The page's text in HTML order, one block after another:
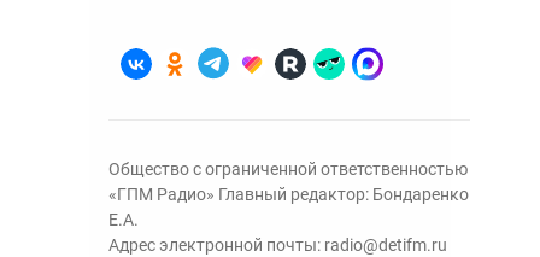
Общество с ограниченной ответственностью
«ГПМ Радио» Главный редактор: Бондаренко
Е.А.
Адрес электронной почты: radio@detifm.ru